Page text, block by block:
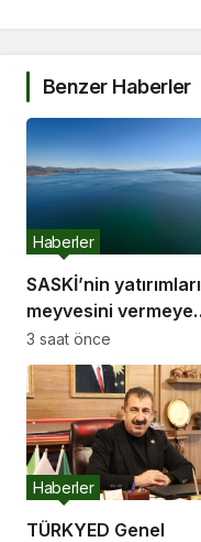
Benzer Haberler
SASKİ’nin yatırımları
meyvesini vermeye
başladı:
Haberler
3 saat önce
TÜRKYED Genel
Haberler